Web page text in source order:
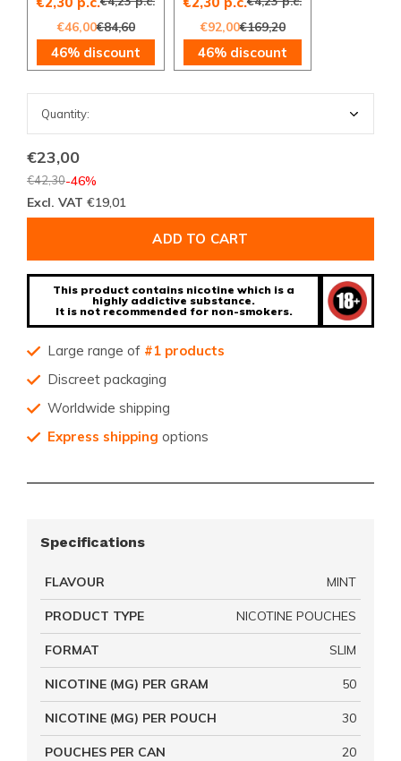
€46,00€84,60
46% discount
€92,00€169,20
46% discount
€23,00
€42,30-46%
Excl. VAT €19,01
ADD TO CART
This product contains nicotine which is a
highly addictive substance.
It is not recommended for non-smokers.
Large range of #1 products
Discreet packaging
Worldwide shipping
Express shipping options
Specifications
FLAVOUR MINT
PRODUCT TYPE NICOTINE POUCHES
FORMAT SLIM
NICOTINE (MG) PER GRAM 50
NICOTINE (MG) PER POUCH 30
POUCHES PER CAN 20